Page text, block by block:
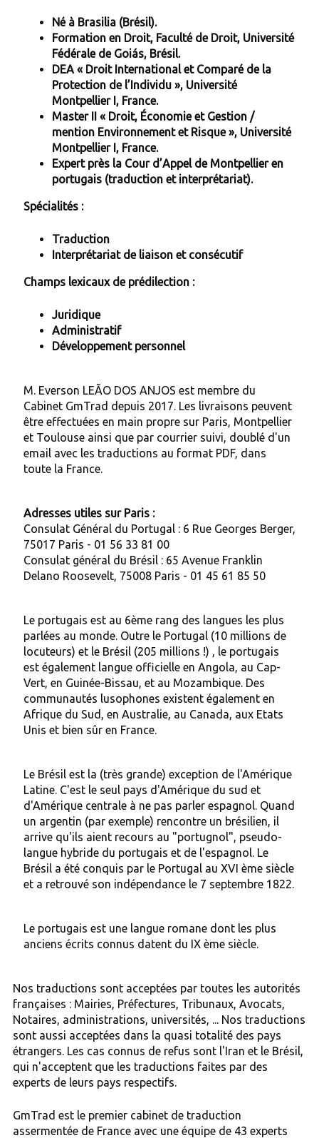
Né à Brasilia (Brésil).
Formation en Droit, Faculté de Droit, Université
Fédérale de Goiás, Brésil.
DEA « Droit International et Comparé de la
Protection de l’Individu », Université
Montpellier I, France.
Master II « Droit, Économie et Gestion /
mention Environnement et Risque », Université
Montpellier I, France.
Expert près la Cour d’Appel de Montpellier en
portugais (traduction et interprétariat).
Spécialités :
Traduction
Interprétariat de liaison et consécutif
Champs lexicaux de prédilection :
Juridique
Administratif
Développement personnel
M. Everson LEÃO DOS ANJOS est membre du
Cabinet GmTrad depuis 2017. Les livraisons peuvent
être effectuées en main propre sur Paris, Montpellier
et Toulouse ainsi que par courrier suivi, doublé d'un
email avec les traductions au format PDF, dans
toute la France.
Adresses utiles sur Paris :
Consulat Général du Portugal : 6 Rue Georges Berger,
75017 Paris - 01 56 33 81 00
Consulat général du Brésil : 65 Avenue Franklin
Delano Roosevelt, 75008 Paris - 01 45 61 85 50
Le portugais est au 6ème rang des langues les plus
parlées au monde. Outre le Portugal (10 millions de
locuteurs) et le Brésil (205 millions !) , le portugais
est également langue officielle en Angola, au Cap-
Vert, en Guinée-Bissau, et au Mozambique. Des
communautés lusophones existent également en
Afrique du Sud, en Australie, au Canada, aux Etats
Unis et bien sûr en France.
Le Brésil est la (très grande) exception de l'Amérique
Latine. C'est le seul pays d'Amérique du sud et
d'Amérique centrale à ne pas parler espagnol. Quand
un argentin (par exemple) rencontre un brésilien, il
arrive qu'ils aient recours au "portugnol", pseudo-
langue hybride du portugais et de l'espagnol. Le
Brésil a été conquis par le Portugal au XVI ème siècle
et a retrouvé son indépendance le 7 septembre 1822.
Le portugais est une langue romane dont les plus
anciens écrits connus datent du IX ème siècle.
Nos traductions sont acceptées par toutes les autorités
françaises : Mairies, Préfectures, Tribunaux, Avocats,
Notaires, administrations, universités, ... Nos traductions
sont aussi acceptées dans la quasi totalité des pays
étrangers. Les cas connus de refus sont l'Iran et le Brésil,
qui n'acceptent que les traductions faites par des
experts de leurs pays respectifs.
GmTrad est le premier cabinet de traduction
assermentée de France avec une équipe de 43 experts